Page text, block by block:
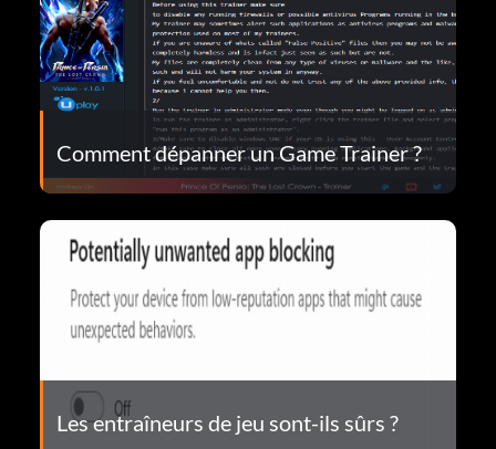
Comment dépanner un Game Trainer ?
Les entraîneurs de jeu sont-ils sûrs ?